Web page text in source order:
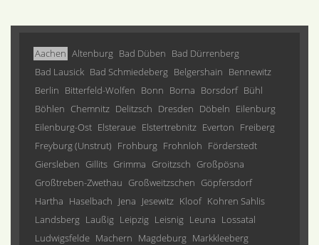
Aachen Altenburg Bad Düben Bad Dürrenberg
Bad Lausick Bad Schmiedeberg Belgershain Bennewitz
Berlin Bitterfeld-Wolfen Bonn Borna Borsdorf Bühl
Böhlen Chemnitz Delitzsch Dresden Döbeln Eilenburg
Eilenburg-Ost Elsteraue Elstertrebnitz Everton Freiberg
Freyburg (Unstrut) Frohburg Frohnloh Förderstedt
Giersleben Gillits Grimma Groitzsch Großpösna
Großtreben-Zwethau Großweitzschen Göpfersdorf
Hartha Haselbach Jena Jesewitz Kloof Kohren Sahlis
Landsberg Laußig Leipzig Leisnig Leuna Lossatal
Ludwigsfelde Machern Magdeburg Markkleeberg